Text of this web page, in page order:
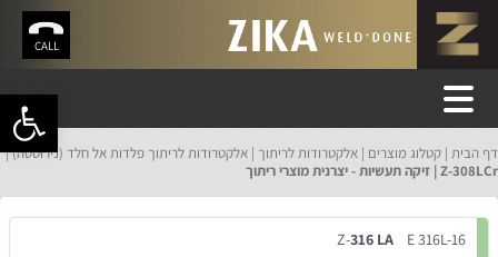
פתח
CALL
דף הבית קטלוג מוצרים אלקטרודות לריתוך אלקטרודות לריתוך פלדות אל חלד (נירוסטה)
Z-308LCr | זיקה תעשיות - יצרנית מוצרי ריתוך
Z-316 LA E 316L-16